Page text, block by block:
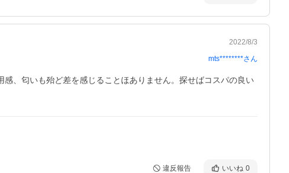
2022/8/3
mts********さん
、匂いも殆ど差を感じることほありません。探せばコスパの良い
違反報告 いいね 0